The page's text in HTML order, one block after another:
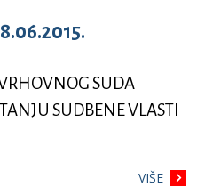
SUDA
SUDBENE VLASTI
VIŠE